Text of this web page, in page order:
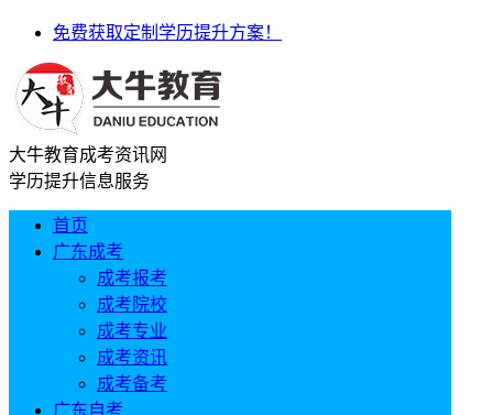
免费获取定制学历提升方案！
大牛教育成考资讯网
学历提升信息服务
首页
广东成考
成考报考
成考院校
成考专业
成考资讯
成考备考
广东自考